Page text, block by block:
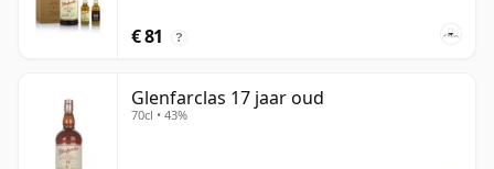
€ 81 ?
Glenfarclas 17 jaar oud
70cl • 43%